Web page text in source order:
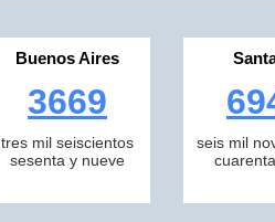
Buenos Aires
3669
tres mil seiscientos
sesenta y nueve
seis mil